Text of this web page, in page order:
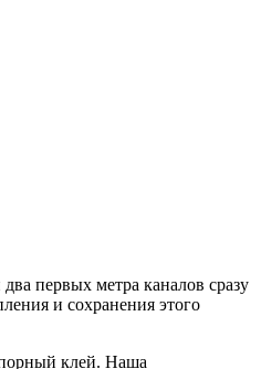
первых метра каналов сразу
и сохранения этого
клей. Наша